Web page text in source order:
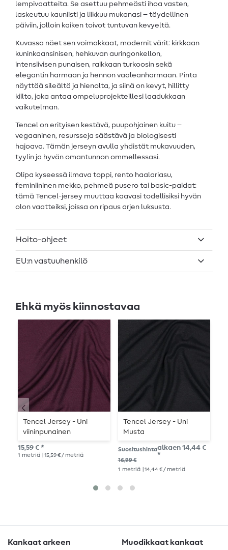
lempivaatteita. Se asettuu pehmeästi ihoa vasten,
laskeutuu kauniisti ja liikkuu mukanasi – täydellinen
päiviin, jolloin kaiken toivot tuntuvan kevyeltä.
Kuvassa näet sen voimakkaat, modernit värit: kirkkaan
kuninkaansinisen, hehkuvan auringonkellon,
intensiivisen punaisen, raikkaan turkoosin sekä
elegantin harmaan ja hennon vaaleanharmaan. Pinta
näyttää sileältä ja hienolta, ja siinä on kevyt, hillitty
kiilto, joka antaa ompeluprojekteillesi laadukkaan
vaikutelman.
Tencel on erityisen kestävä, puupohjainen kuitu –
vegaaninen, resursseja säästävä ja biologisesti
hajoava. Tämän jerseyn avulla yhdistät mukavuuden,
tyylin ja hyvän omantunnon ommellessasi.
Olipa kyseessä ilmava toppi, rento haalariasu,
feminiininen mekko, pehmeä pusero tai basic-paidat:
tämä Tencel-jersey muuttaa kaavasi todellisiksi hyvän
olon vaatteiksi, joissa on ripaus arjen luksusta.
Hoito-ohjeet
EU:n vastuuhenkilö
Ehkä myös kiinnostavaa
Tencel Jersey - Uni
viininpunainen
15,59 € *
1 metriä | 15,59 € / metriä
Tencel Jersey - Uni
Musta
Suositushinta
16,99 €
alkaen 14,44 €
*
1 metriä | 14,44 € / metriä
Kankaat arkeen
Muodikkaat kankaat